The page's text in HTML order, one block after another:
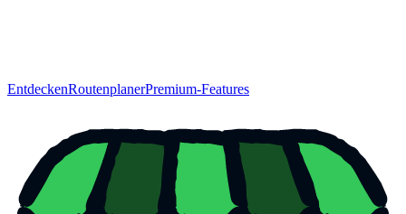
EntdeckenRoutenplanerPremium-Features